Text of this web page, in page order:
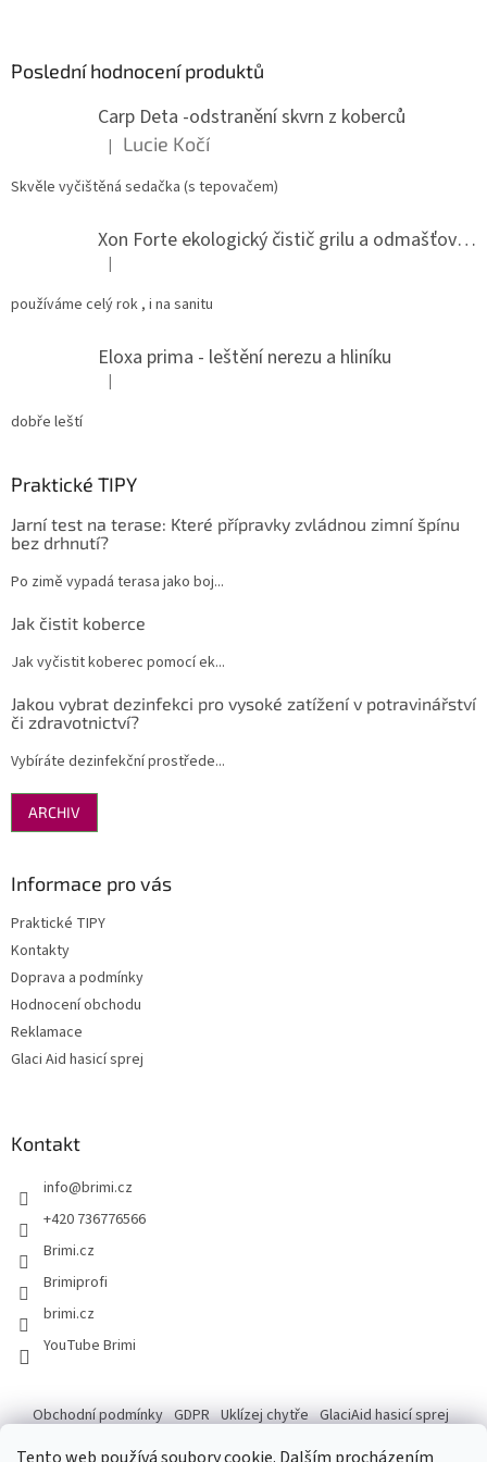
Poslední hodnocení produktů
Carp Deta -odstranění skvrn z koberců
Hodnocení produktu je 5 z 5 hvězdiček.
| Lucie Kočí
Skvěle vyčištěná sedačka (s tepovačem)
Xon Forte ekologický čistič grilu a odmašťovač do kuchyně
Hodnocení produktu je 5 z 5 hvězdiček.
|
používáme celý rok , i na sanitu
Eloxa prima - leštění nerezu a hliníku
Hodnocení produktu je 5 z 5 hvězdiček.
|
dobře leští
Praktické TIPY
Jarní test na terase: Které přípravky zvládnou zimní špínu
bez drhnutí?
Po zimě vypadá terasa jako boj...
Jak čistit koberce
Jak vyčistit koberec pomocí ek...
Jakou vybrat dezinfekci pro vysoké zatížení v potravinářství
či zdravotnictví?
Vybíráte dezinfekční prostřede...
ARCHIV
Informace pro vás
Praktické TIPY
Kontakty
Doprava a podmínky
Hodnocení obchodu
Reklamace
Glaci Aid hasicí sprej
Kontakt
info@brimi.cz
+420 736776566
Brimi.cz
Brimiprofi
brimi.cz
YouTube Brimi
Obchodní podmínky GDPR Uklízej chytře GlaciAid hasicí sprej